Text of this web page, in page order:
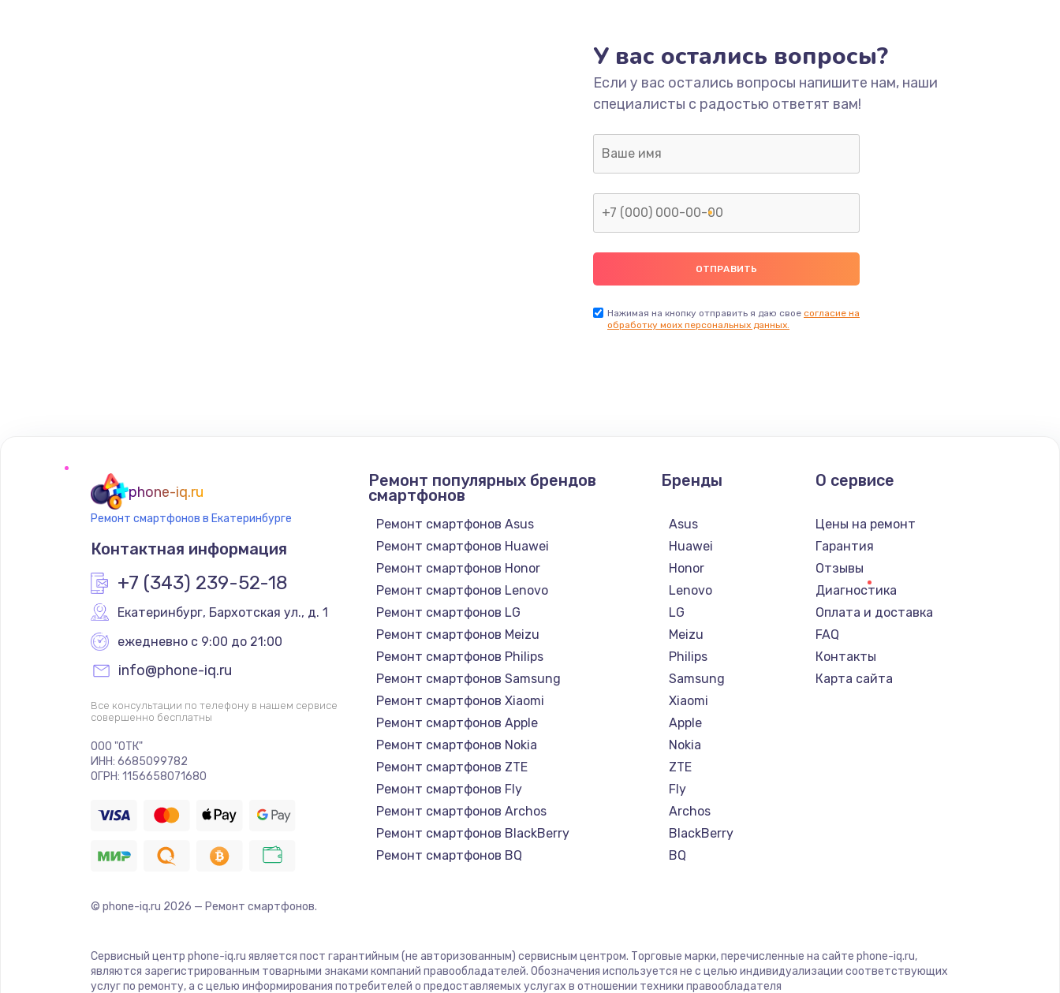
У вас остались вопросы?
Если у вас остались вопросы напишите нам, наши
специалисты с радостью ответят вам!
Нажимая на кнопку отправить я даю свое согласие на
обработку моих персональных данных.
phone-iq.ru
Ремонт смартфонов в Екатеринбурге
Контактная информация
+7 (343) 239-52-18
Екатеринбург, Бархотская ул., д. 1
ежедневно с 9:00 до 21:00
info@phone-iq.ru
Все консультации по телефону в нашем сервисе
совершенно бесплатны
ООО "ОТК"
ИНН: 6685099782
ОГРН: 1156658071680
Ремонт популярных брендов
смартфонов
Ремонт смартфонов Asus
Ремонт смартфонов Huawei
Ремонт смартфонов Honor
Ремонт смартфонов Lenovo
Ремонт смартфонов LG
Ремонт смартфонов Meizu
Ремонт смартфонов Philips
Ремонт смартфонов Samsung
Ремонт смартфонов Xiaomi
Ремонт смартфонов Apple
Ремонт смартфонов Nokia
Ремонт смартфонов ZTE
Ремонт смартфонов Fly
Ремонт смартфонов Archos
Ремонт смартфонов BlackBerry
Ремонт смартфонов BQ
Ремонт смартфонов Irbis
Ремонт смартфонов Kyocera
Бренды
Asus
Huawei
Honor
Lenovo
LG
Meizu
Philips
Samsung
Xiaomi
Apple
Nokia
ZTE
Fly
Archos
BlackBerry
BQ
Irbis
Kyocera
О сервисе
Цены на ремонт
Гарантия
Отзывы
Диагностика
Оплата и доставка
FAQ
Контакты
Карта сайта
© phone-iq.ru 2026 — Ремонт смартфонов.
Сервисный центр phone-iq.ru является пост гарантийным (не авторизованным) сервисным центром. Торговые марки, перечисленные на сайте phone-iq.ru,
являются зарегистрированным товарными знаками компаний правообладателей. Обозначения используется не с целью индивидуализации соответствующих
услуг по ремонту, а с целью информирования потребителей о предоставляемых услугах в отношении техники правообладателя